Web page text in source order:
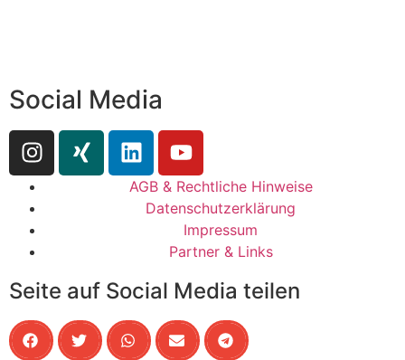
Social Media
AGB & Rechtliche Hinweise
Datenschutzerklärung
Impressum
Partner & Links
Seite auf Social Media teilen